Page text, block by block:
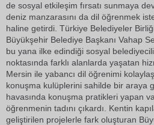
de sosyal etkileşim fırsatı sunmaya
deniz manzarasını da dil öğrenmek
haline getirdi. Türkiye Belediyeler
Büyükşehir Belediye Başkanı Vahap
bu yana ilke edindiği sosyal
noktasında farklı alanlarda yaşatan
Mersin ile yabancı dil öğrenimi
konuşma kulüplerini sahilde bir araya
havasında konuşma pratikleri yapan
öğrenmenin tadını çıkardı. Kentin
geliştirilen projelerle fark oluşturan